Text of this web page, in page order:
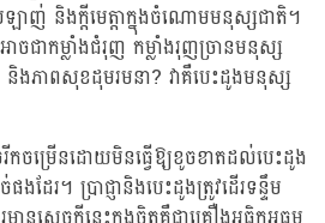
ាញ់ និងក្ដីមេត្តាក្នុងចំណោមមនុស្សជាតិ។
ចជាកម្លាំងជំរុញ កម្លាំងរុញច្រានមនុស្ស
និងភាពសុខដុមរមនា? វាគឺបេះដូងមនុស្ស
កចម្រើនដោយមិនធ្វើឱ្យខូចខាតដល់បេះដូង
ផងដែរ។ ប្រាជ្ញានិងបេះដូងត្រូវដើរទន្ទឹម